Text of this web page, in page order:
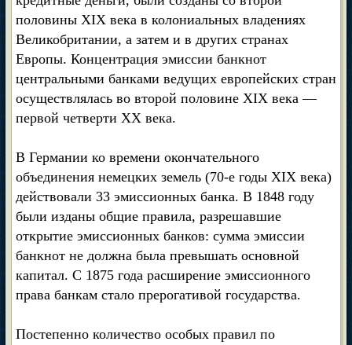
половины XIX века в колониальных владениях
Великобритании, а затем и в других странах
Европы. Концентрация эмиссии банкнот
центральными банками ведущих европейских стран
осуществлялась во второй половине XIX века —
первой четверти XX века.
В Германии ко времени окончательного
объединения немецких земель (70-е годы XIX века)
действовали 33 эмиссионных банка. В 1848 году
были изданы общие правила, разрешавшие
открытие эмиссионных банков: сумма эмиссии
банкнот не должна была превышать основной
капитал. С 1875 года расширение эмиссионного
права банкам стало прерогативой государства.
Постепенно количество особых правил по